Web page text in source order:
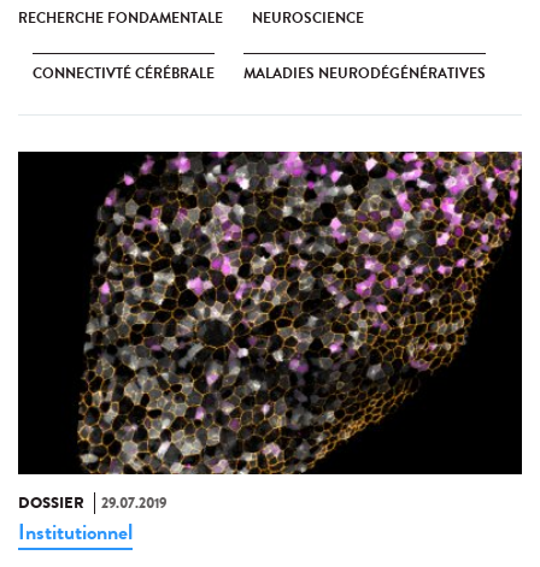
RECHERCHE FONDAMENTALE NEUROSCIENCE
CONNECTIVTÉ CÉRÉBRALE MALADIES NEURODÉGÉNÉRATIVES
DOSSIER 29.07.2019
Institutionnel